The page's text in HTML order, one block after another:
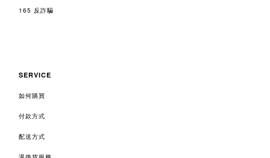
165 反詐騙
SERVICE
如何購買
付款方式
配送方式